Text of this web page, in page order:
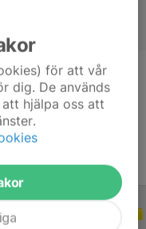
för att vår
dig. De används
hjälpa oss att